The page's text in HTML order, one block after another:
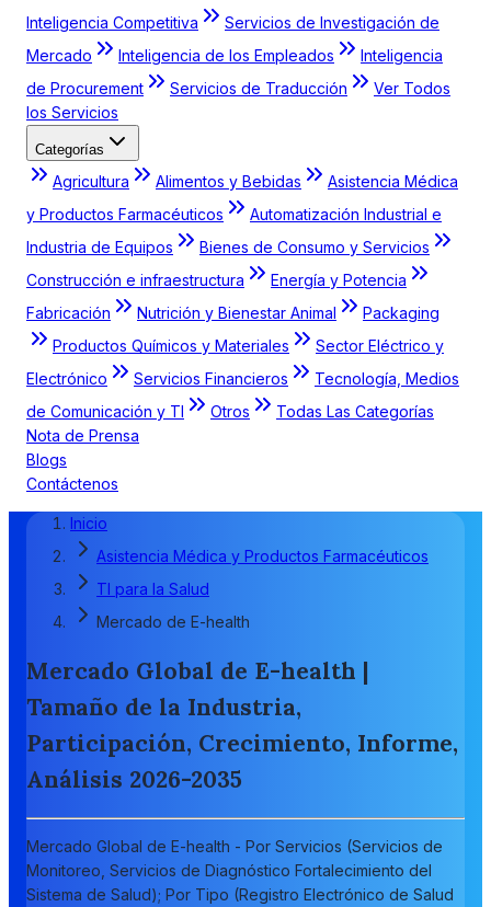
Inteligencia Competitiva
Servicios de Investigación de
Mercado
Inteligencia de los Empleados
Inteligencia
de Procurement
Servicios de Traducción
Ver Todos
los Servicios
Categorías
Agricultura Alimentos y Bebidas
Asistencia Médica
y Productos Farmacéuticos
Automatización Industrial e
Industria de Equipos
Bienes de Consumo y Servicios
Construcción e infraestructura
Energía y Potencia
Fabricación
Nutrición y Bienestar Animal
Packaging
Productos Químicos y Materiales
Sector Eléctrico y
Electrónico
Servicios Financieros
Tecnología, Medios
de Comunicación y TI
Otros
Todas Las Categorías
Nota de Prensa
Blogs
Contáctenos
Inicio
Asistencia Médica y Productos Farmacéuticos
TI para la Salud
Mercado de E-health
Mercado Global de E-health |
Tamaño de la Industria,
Participación, Crecimiento, Informe,
Análisis 2026-2035
Mercado Global de E-health - Por Servicios (Servicios de
Monitoreo, Servicios de Diagnóstico Fortalecimiento del
Sistema de Salud); Por Tipo (Registro Electrónico de Salud